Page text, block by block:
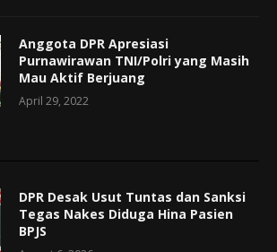
Anggota DPR Apresiasi
Purnawirawan TNI/Polri yang Masih
Mau Aktif Berjuang
April 29, 2022
DPR Desak Usut Tuntas dan Sanksi
Tegas Nakes Diduga Hina Pasien
BPJS